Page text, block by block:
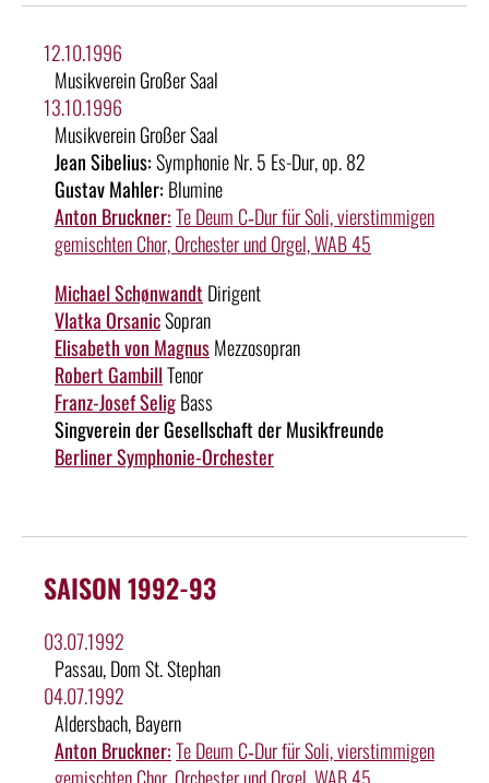
12.10.1996
Musikverein Großer Saal
13.10.1996
Musikverein Großer Saal
Jean Sibelius:Symphonie Nr. 5 Es-Dur, op. 82
Gustav Mahler: Blumine
Anton Bruckner:Te Deum C‑Dur für Soli, vierstimmigen
gemischten Chor, Orchester und Orgel, WAB 45
Michael Schønwandt Dirigent
Vlatka OrsanicSopran
Elisabeth von MagnusMezzosopran
Robert GambillTenor
Franz-Josef SeligBass
Singverein der Gesellschaft der Musikfreunde
Berliner Symphonie-Orchester
SAISON 1992-93
03.07.1992
Passau, Dom St. Stephan
04.07.1992
Aldersbach, Bayern
Anton Bruckner:Te Deum C‑Dur für Soli, vierstimmigen
gemischten Chor, Orchester und Orgel, WAB 45